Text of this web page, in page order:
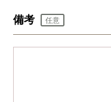
備考 任意